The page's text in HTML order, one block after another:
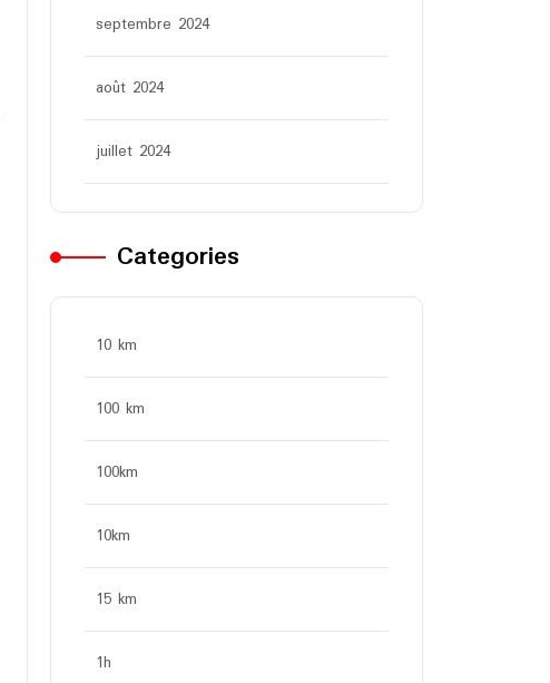
septembre 2024
août 2024
juillet 2024
Categories
10 km
100 km
100km
10km
15 km
1h